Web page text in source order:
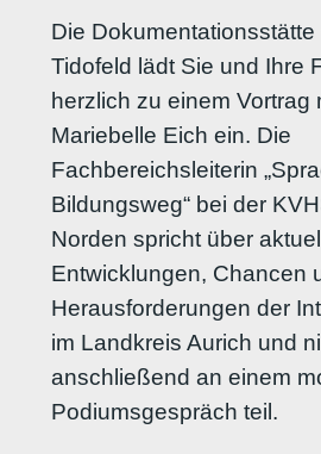
Die
Tidofeld lädt Sie und Ihre
herzlich zu einem Vortrag
Mariebelle Eich ein. Die
Fachbereichsleiterin
Bildungsweg“ bei der
Norden spricht über
Entwicklungen, Chancen
Herausforderungen der
im Landkreis Aurich und
anschließend an einem
Podiumsgespräch teil.